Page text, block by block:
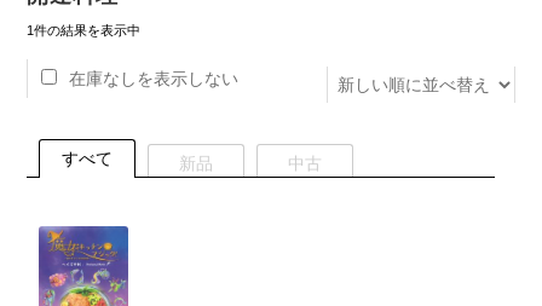
トランプ
セット
希少品
書籍
1件の結果を表示中
在庫なしを表示しない
すべて 新品 中古